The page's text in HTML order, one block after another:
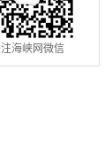
海峡网微信